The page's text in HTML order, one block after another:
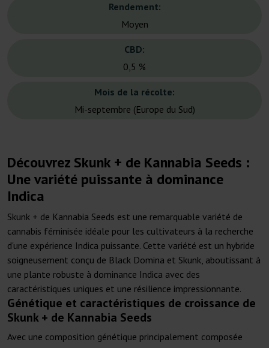
Rendement:
Moyen
CBD:
0,5 %
Mois de la récolte:
Mi-septembre (Europe du Sud)
Découvrez Skunk + de Kannabia Seeds :
Une variété puissante à dominance
Indica
Skunk + de Kannabia Seeds est une remarquable variété de
cannabis féminisée idéale pour les cultivateurs à la recherche
d'une expérience Indica puissante. Cette variété est un hybride
soigneusement conçu de Black Domina et Skunk, aboutissant à
une plante robuste à dominance Indica avec des
caractéristiques uniques et une résilience impressionnante.
Génétique et caractéristiques de croissance de
Skunk + de Kannabia Seeds
Avec une composition génétique principalement composée